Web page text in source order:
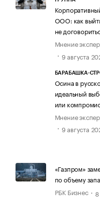
ООО: как
не
Мнение
9 августа
БАРАБАШКА-
Осина в
идеальный
или
Мнение
9 августа
«Газпром»
по объему
РБК Бизнес